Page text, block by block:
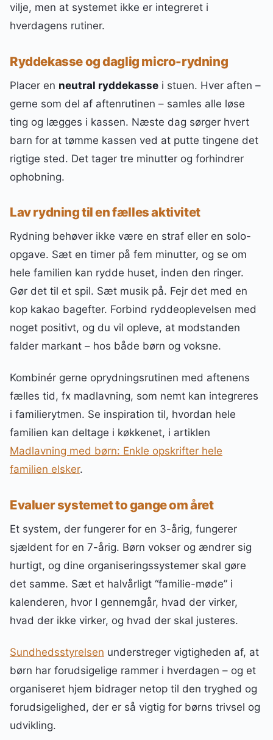
vilje, men at systemet ikke er integreret i
hverdagens rutiner.
Ryddekasse og daglig micro-rydning
Placer en neutral ryddekasse i stuen. Hver aften –
gerne som del af aftenrutinen – samles alle løse
ting og lægges i kassen. Næste dag sørger hvert
barn for at tømme kassen ved at putte tingene det
rigtige sted. Det tager tre minutter og forhindrer
ophobning.
Lav rydning til en fælles aktivitet
Rydning behøver ikke være en straf eller en solo-
opgave. Sæt en timer på fem minutter, og se om
hele familien kan rydde huset, inden den ringer.
Gør det til et spil. Sæt musik på. Fejr det med en
kop kakao bagefter. Forbind ryddeoplevelsen med
noget positivt, og du vil opleve, at modstanden
falder markant – hos både børn og voksne.
Kombinér gerne oprydningsrutinen med aftenens
fælles tid, fx madlavning, som nemt kan integreres
i familierytmen. Se inspiration til, hvordan hele
familien kan deltage i køkkenet, i artiklen
Madlavning med børn: Enkle opskrifter hele
familien elsker.
Evaluer systemet to gange om året
Et system, der fungerer for en 3-årig, fungerer
sjældent for en 7-årig. Børn vokser og ændrer sig
hurtigt, og dine organiseringssystemer skal gøre
det samme. Sæt et halvårligt “familie-møde” i
kalenderen, hvor I gennemgår, hvad der virker,
hvad der ikke virker, og hvad der skal justeres.
Sundhedsstyrelsen understreger vigtigheden af, at
børn har forudsigelige rammer i hverdagen – og et
organiseret hjem bidrager netop til den tryghed og
forudsigelighed, der er så vigtig for børns trivsel og
udvikling.